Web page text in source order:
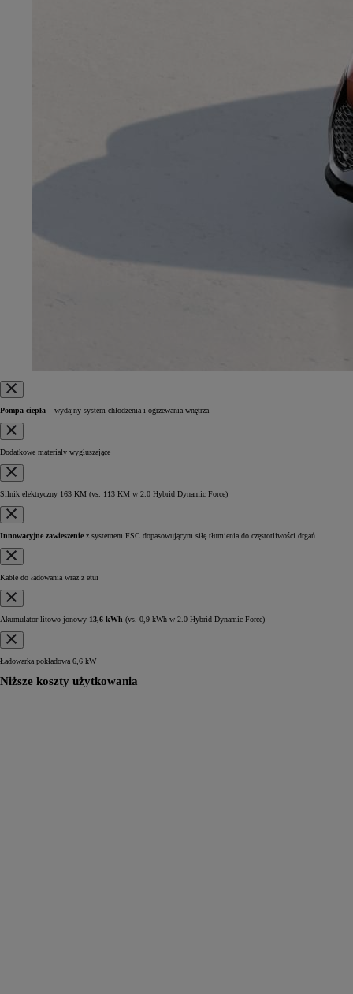
Pompa ciepła – wydajny system chłodzenia i ogrzewania wnętrza
Dodatkowe materiały wygłuszające
Silnik elektryczny 163 KM (vs. 113 KM w 2.0 Hybrid Dynamic Force)
Innowacyjne zawieszenie z systemem FSC dopasowującym siłę tłumienia do częstotliwości drgań
Kable do ładowania wraz z etui
Akumulator litowo-jonowy 13,6 kWh (vs. 0,9 kWh w 2.0 Hybrid Dynamic Force)
Ładowarka pokładowa 6,6 kW
Niższe koszty użytkowania